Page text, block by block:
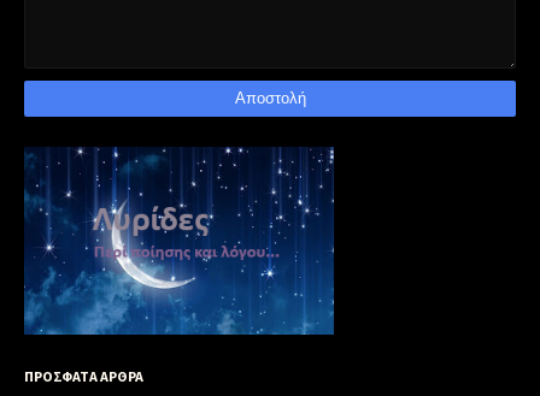
ΠΡΟΣΦΑΤΑ ΑΡΘΡΑ